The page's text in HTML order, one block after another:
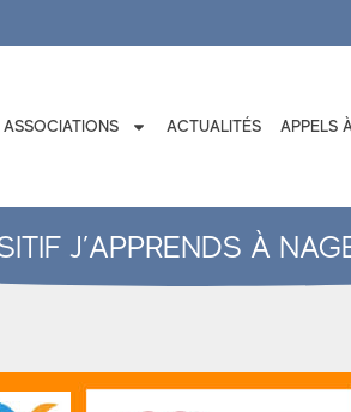
ASSOCIATIONS ACTUALITÉS APPELS
J’APPRENDS À